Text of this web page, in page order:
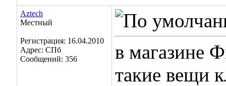
Aztech
Местный
Регистрация: 16.04.2010
Адрес: СПб
Сообщений: 356
в магазине
такие вещи